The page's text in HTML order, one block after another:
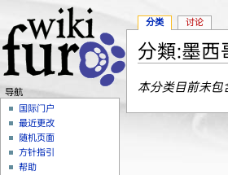
分類:墨西
本分类目前未包
分类 讨论
导航
国际门户
最近更改
随机页面
方针指引
帮助